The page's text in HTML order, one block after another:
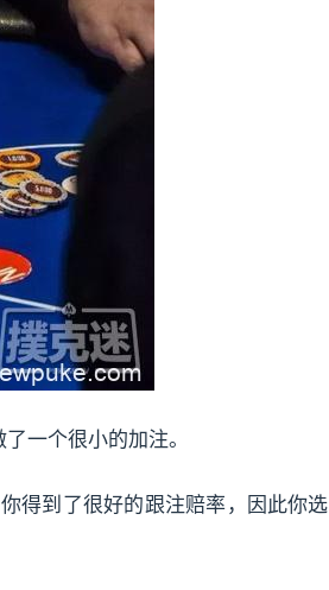
一个很小的加注。
得到了很好的跟注赔率，因此你选